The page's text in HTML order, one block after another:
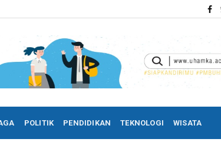
POLITIK PENDIDIKAN TEKNOLOGI WISATA